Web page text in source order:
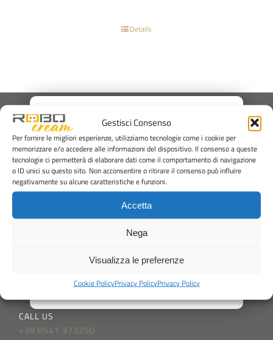
Gestisci Consenso
Per fornire le migliori esperienze, utilizziamo tecnologie come i cookie per
memorizzare e/o accedere alle informazioni del dispositivo. Il consenso a queste
tecnologie ci permetterà di elaborare dati come il comportamento di navigazione
o ID unici su questo sito. Non acconsentire o ritirare il consenso può influire
negativamente su alcune caratteristiche e funzioni.
Accetta
Nega
Visualizza le preferenze
Cookie PolicyPrivacy PolicyPrivacy Policy
Details
Via Anna Frank, 8
Rimini, 47924
CALL US
+39 0541 373250